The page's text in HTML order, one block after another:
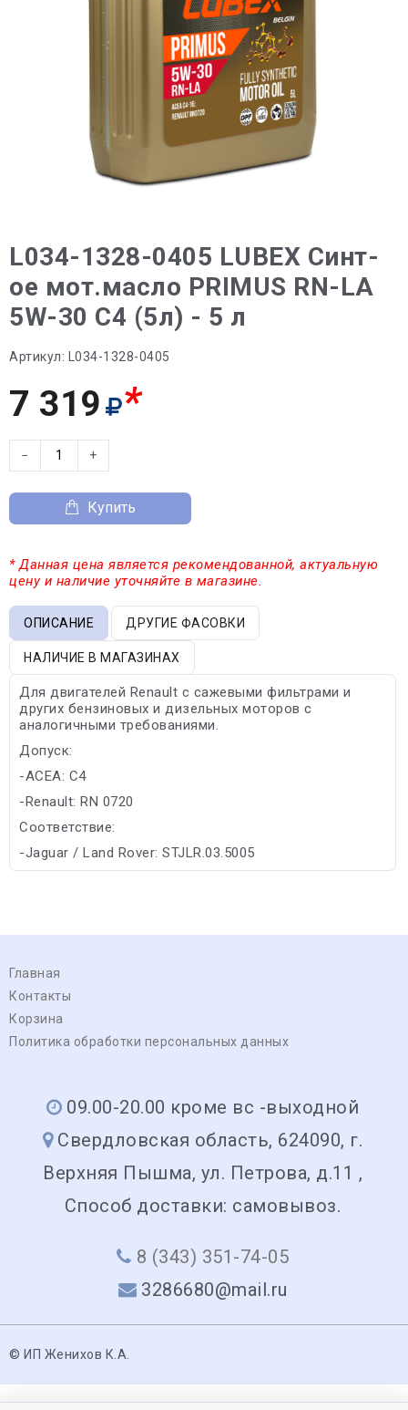
L034-1328-0405 LUBEX Синт-
ое мот.масло PRIMUS RN-LA
5W-30 C4 (5л) - 5 л
Артикул: L034-1328-0405
7 319 *
− +
Купить
* Данная цена является рекомендованной, актуальную
цену и наличие уточняйте в магазине.
ОПИСАНИЕ ДРУГИЕ ФАСОВКИ
НАЛИЧИЕ В МАГАЗИНАХ
Для двигателей Renault с сажевыми фильтрами и
других бензиновых и дизельных моторов с
аналогичными требованиями.
Допуск:
-ACEA: C4
-Renault: RN 0720
Соответствие:
-Jaguar / Land Rover: STJLR.03.5005
Главная
Контакты
Корзина
Политика обработки персональных данных
09.00-20.00 кроме вс -выходной
Свердловская область, 624090, г.
Верхняя Пышма, ул. Петрова, д.11 ,
Способ доставки: самовывоз.
8 (343) 351-74-05
3286680@mail.ru
© ИП Женихов К.А.